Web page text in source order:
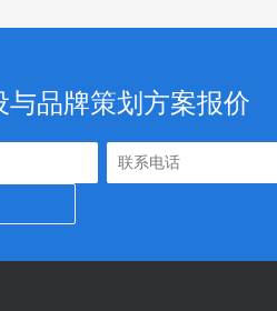
品牌策划方案报价